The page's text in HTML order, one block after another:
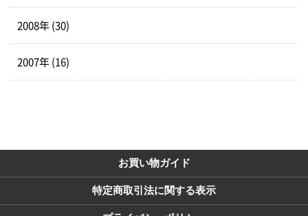
2008年 (30)
2007年 (16)
お買い物ガイド
特定商取引法に関する表示